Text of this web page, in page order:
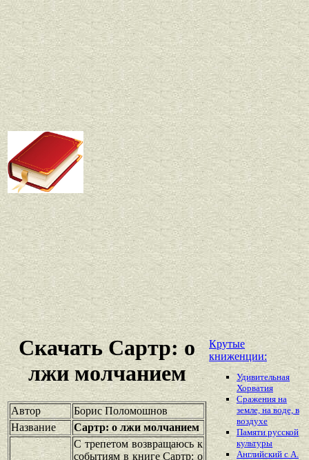
Скачать Сартр: о
лжи молчанием
Автор
Борис Поломошнов
Название
Сартр: о лжи молчанием
С трепетом возвращаюсь к
событиям в книге Сартр: о
Крутые
книженции:
Удивительная
Хорватия
Сражения на
земле, на воде, в
воздухе
Памяти русской
культуры
Английский с А.